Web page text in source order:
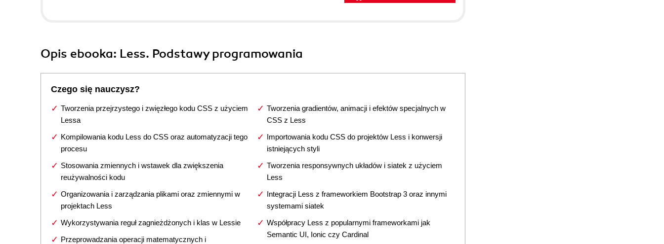
Opis ebooka: Less. Podstawy programowania
Czego się nauczysz?
Tworzenia przejrzystego i zwięzłego kodu CSS z użyciem
Lessa
Kompilowania kodu Less do CSS oraz automatyzacji tego
procesu
Stosowania zmiennych i wstawek dla zwiększenia
reużywalności kodu
Organizowania i zarządzania plikami oraz zmiennymi w
projektach Less
Wykorzystywania reguł zagnieżdżonych i klas w Lessie
Przeprowadzania operacji matematycznych i
Tworzenia gradientów, animacji i efektów specjalnych w
CSS z Less
Importowania kodu CSS do projektów Less i konwersji
istniejących styli
Tworzenia responsywnych układów i siatek z użyciem
Less
Integracji Less z frameworkiem Bootstrap 3 oraz innymi
systemami siatek
Współpracy Less z popularnymi frameworkami jak
Semantic UI, Ionic czy Cardinal